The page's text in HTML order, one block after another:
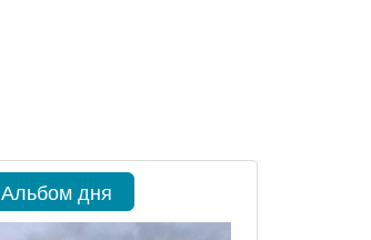
Альбом дня